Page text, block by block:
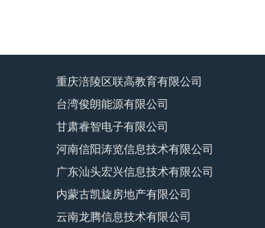
重庆涪陵区联高教育有限公司
台湾俊朗能源有限公司
甘肃睿智电子有限公司
河南信阳涛览信息技术有限公司
广东汕头宏兴信息技术有限公司
内蒙古凯旋房地产有限公司
云南龙腾信息技术有限公司